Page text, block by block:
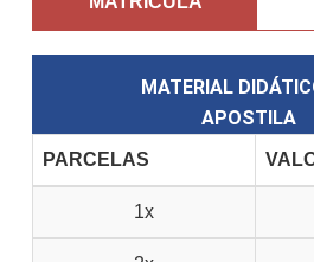
MATERIAL
APOSTILA
PARCELAS
1x